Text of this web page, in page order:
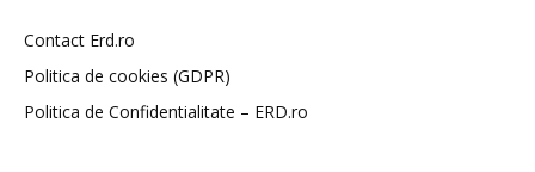
Contact Erd.ro
Politica de cookies (GDPR)
Politica de Confidentialitate – ERD.ro